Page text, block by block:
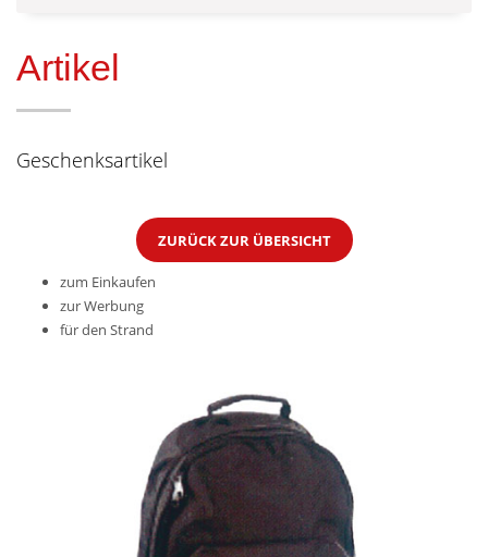
Artikel
Geschenksartikel
ZURÜCK ZUR ÜBERSICHT
zum Einkaufen
zur Werbung
für den Strand